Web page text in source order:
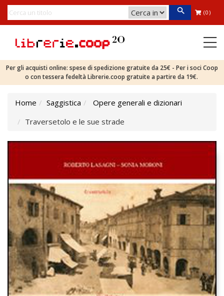
(0)
Per gli acquisti online: spese di spedizione gratuite da 25€ - Per i soci Coop
o con tessera fedeltà Librerie.coop gratuite a partire da 19€.
Home Saggistica
Opere generali e dizionari
Traversetolo e le sue strade